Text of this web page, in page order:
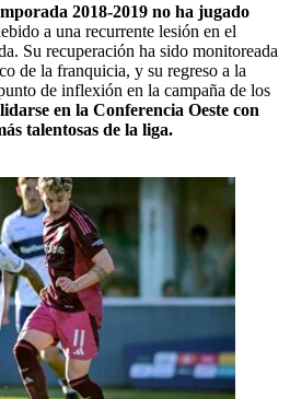
2018-2019 no ha jugado
a una recurrente lesión en el
Su recuperación ha sido monitoreada
de la franquicia, y su regreso a la
de inflexión en la campaña de los
en la Conferencia Oeste con
talentosas de la liga.